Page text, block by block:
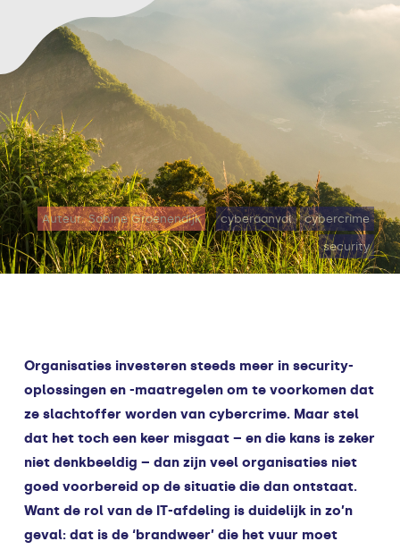
Auteur: Sabine Groenendijk cyberaanval cybercrime
security
Organisaties investeren steeds meer in security-
oplossingen en -maatregelen om te voorkomen dat
ze slachtoffer worden van cybercrime. Maar stel
dat het toch een keer misgaat – en die kans is zeker
niet denkbeeldig – dan zijn veel organisaties niet
goed voorbereid op de situatie die dan ontstaat.
Want de rol van de IT-afdeling is duidelijk in zo’n
geval: dat is de ‘brandweer’ die het vuur moet